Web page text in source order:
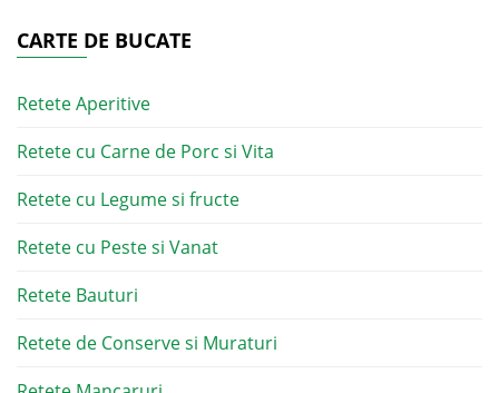
CARTE DE BUCATE
Retete Aperitive
Retete cu Carne de Porc si Vita
Retete cu Legume si fructe
Retete cu Peste si Vanat
Retete Bauturi
Retete de Conserve si Muraturi